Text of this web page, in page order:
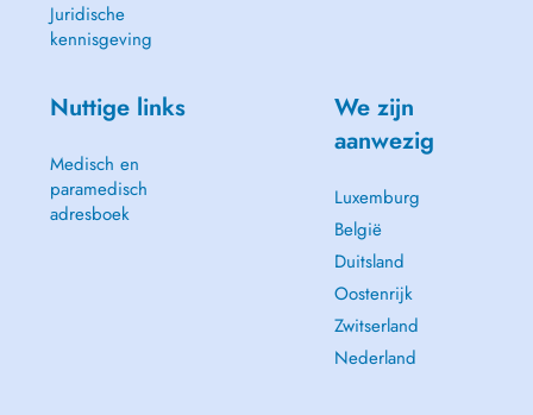
Juridische
kennisgeving
Nuttige links
Medisch en
paramedisch
adresboek
We zijn
aanwezig
Luxemburg
België
Duitsland
Oostenrijk
Zwitserland
Nederland